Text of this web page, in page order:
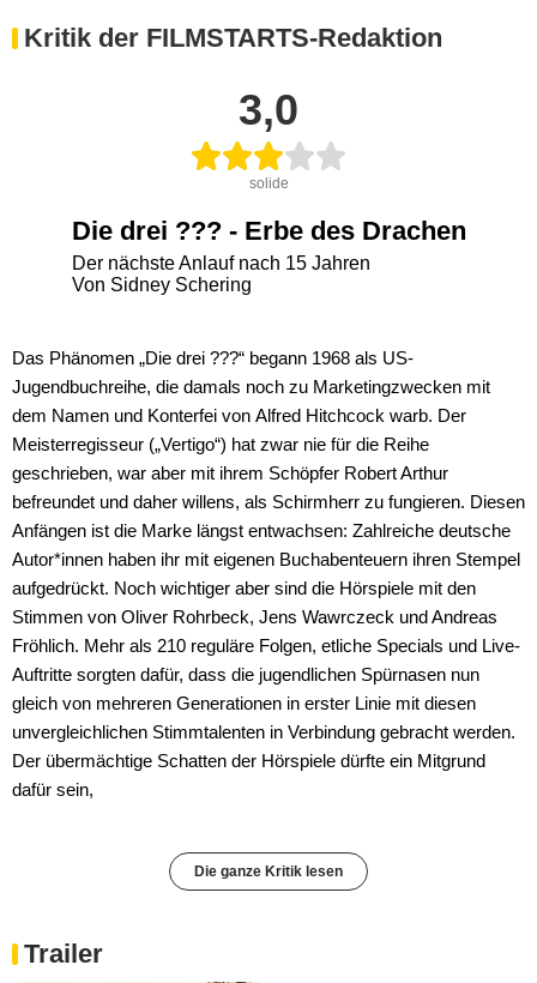
Kritik der FILMSTARTS-Redaktion
3,0
solide
Die drei ??? - Erbe des Drachen
Der nächste Anlauf nach 15 Jahren
Von Sidney Schering
Das Phänomen „Die drei ???“ begann 1968 als US-
Jugendbuchreihe, die damals noch zu Marketingzwecken mit
dem Namen und Konterfei von Alfred Hitchcock warb. Der
Meisterregisseur („Vertigo“) hat zwar nie für die Reihe
geschrieben, war aber mit ihrem Schöpfer Robert Arthur
befreundet und daher willens, als Schirmherr zu fungieren. Diesen
Anfängen ist die Marke längst entwachsen: Zahlreiche deutsche
Autor*innen haben ihr mit eigenen Buchabenteuern ihren Stempel
aufgedrückt. Noch wichtiger aber sind die Hörspiele mit den
Stimmen von Oliver Rohrbeck, Jens Wawrczeck und Andreas
Fröhlich. Mehr als 210 reguläre Folgen, etliche Specials und Live-
Auftritte sorgten dafür, dass die jugendlichen Spürnasen nun
gleich von mehreren Generationen in erster Linie mit diesen
unvergleichlichen Stimmtalenten in Verbindung gebracht werden.
Der übermächtige Schatten der Hörspiele dürfte ein Mitgrund
dafür sein,
Die ganze Kritik lesen
Trailer